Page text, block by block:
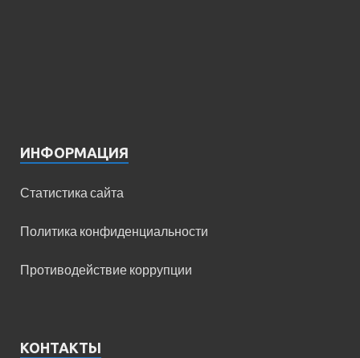
ИНФОРМАЦИЯ
Статистика сайта
Политика конфиденциальности
Противодействие коррупции
КОНТАКТЫ